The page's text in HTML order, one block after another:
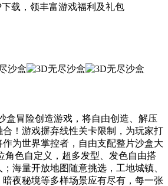
下载 ，领丰富游戏福利 及礼包
盒冒险创造游戏，将自由创造、解压
！游戏摒弃线性关卡限制，为玩家打
为世界掌控者，自由支配整片沙盒大
色自定义，超多发型、发色自由搭
海量开放地图随意挑选，工地城镇、
夜秘境等多样场景应有尽有，每一张